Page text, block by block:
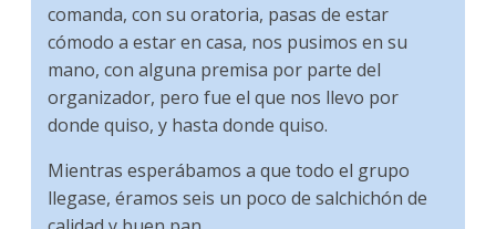
comanda, con su oratoria, pasas de estar
cómodo a estar en casa, nos pusimos en su
mano, con alguna premisa por parte del
organizador, pero fue el que nos llevo por
donde quiso, y hasta donde quiso.
Mientras esperábamos a que todo el grupo
llegase, éramos seis un poco de salchichón de